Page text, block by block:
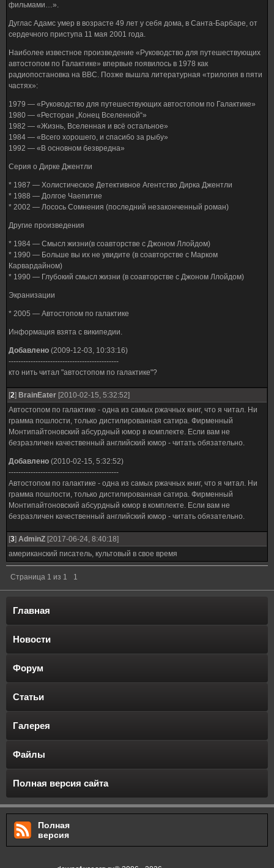
фильмами…».
Дуглас Адамс умер в возрасте 49 лет у себя дома, в Санта-Барбаре, от
сердечного приступа 11 мая 2001 года.
Наиболее известное произведение «Руководство для путешествующих
автостопом по Галактике» впервые появилось в 1978 как
радиопостановка на BBC. Позже вышла литературная «трилогия в пяти
частях»:
1979 — «Руководство для путешествующих автостопом по Галактике»
1980 — «Ресторан „Конец Вселенной“»
1982 — «Жизнь, Вселенная и всё остальное»
1984 — «Всего хорошего, и спасибо за рыбу»
1992 — «В основном безвредна»
Серия о Дирке Джентли
* 1987 — Холистическое Детективное Агентство Дирка Джентли
* 1988 — Долгое Чаепитие
* 2002 — Лосось Сомнения (последний незаконченный роман)
Другие произведения
* 1984 — Смысл жизни(в соавторстве с Джоном Ллойдом)
* 1990 — Больше вы их не увидите (в соавторстве с Марком
Карвардайном)
* 1990 — Глубокий смысл жизни (в соавторстве с Джоном Ллойдом)
Экранизации
* 2005 — Автостопом по галактике
Информация взята с википедии.
Добавлено (2009-12-03, 10:33:16)
---------------------------------------------
кто нить читал "автостопом по галактике"?
[2] BrainEater [2010-02-15, 5:32:52]
Автостопом по галактике - одна из самых ржачных книг, что я читал. Ни
грамма пошлости, только дистилированная сатира. Фирменный
Монтипайтоновский абсурдный юмор в комплекте. Если вам не
безразличен качественный английский юмор - читать обязательно.
Добавлено (2010-02-15, 5:32:52)
---------------------------------------------
Автостопом по галактике - одна из самых ржачных книг, что я читал. Ни
грамма пошлости, только дистилированная сатира. Фирменный
Монтипайтоновский абсурдный юмор в комплекте. Если вам не
безразличен качественный английский юмор - читать обязательно.
[3] AdminZ [2017-06-24, 8:40:18]
американский писатель, культовый в свое время
Страница 1 из 1 1
Главная
Новости
Форум
Статьи
Галерея
Файлы
Полная версия сайта
Полная
версия